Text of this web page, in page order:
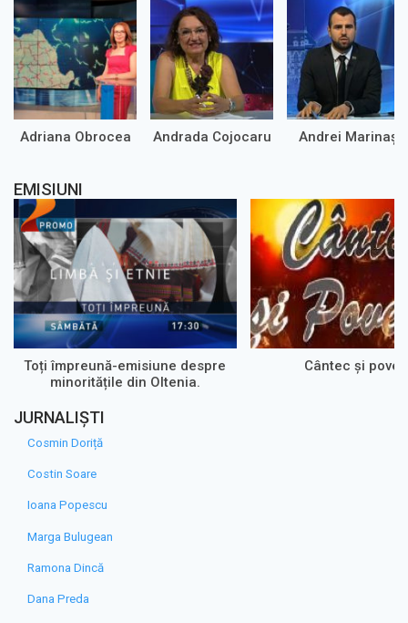
Adriana Obrocea Andrada Cojocaru Andrei Marinaș
EMISIUNI
Toți împreună-emisiune despre
minoritățile din Oltenia.
Cântec și
JURNALIȘTI
Cosmin Doriță
Costin Soare
Ioana Popescu
Marga Bulugean
Ramona Dincă
Dana Preda